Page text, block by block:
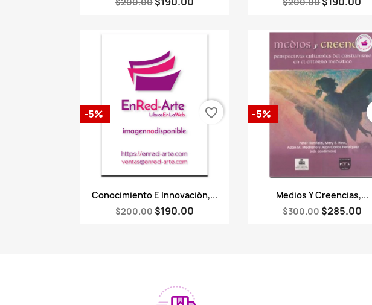
Vista rápida
Conocimiento E Innovación,...
$200.00 $190.00
-5% favorite_border
Vista rápida
Medios Y Creencias,...
$300.00 $285.00
-5%